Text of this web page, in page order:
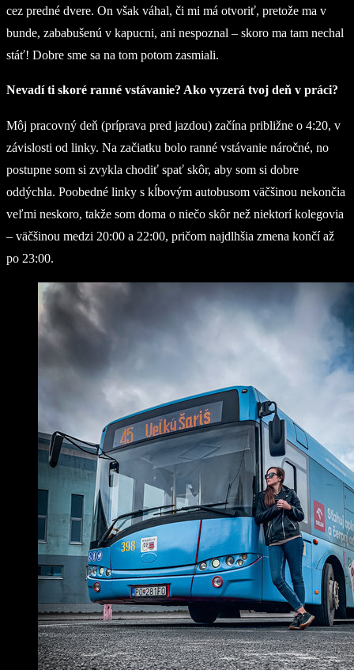
cez predné dvere. On však váhal, či mi má otvoriť, pretože ma v
bunde, zababušenú v kapucni, ani nespoznal – skoro ma tam nechal
stáť! Dobre sme sa na tom potom zasmiali.
Nevadí ti skoré ranné vstávanie? Ako vyzerá tvoj deň v práci?
Môj pracovný deň (príprava pred jazdou) začína približne o 4:20, v
závislosti od linky. Na začiatku bolo ranné vstávanie náročné, no
postupne som si zvykla chodiť spať skôr, aby som si dobre
oddýchla. Poobedné linky s kĺbovým autobusom väčšinou nekončia
veľmi neskoro, takže som doma o niečo skôr než niektorí kolegovia
– väčšinou medzi 20:00 a 22:00, pričom najdlhšia zmena končí až
po 23:00.